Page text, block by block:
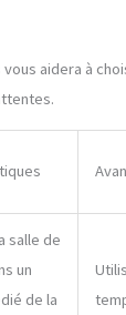
aidera à
salle de
un
de la